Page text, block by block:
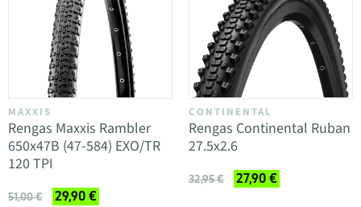
MAXXIS
Rengas Maxxis Rambler
650x47B (47-584) EXO/TR
120 TPI
51,00 € 29,90 €
CONTINENTAL
Rengas Continental Ruban
27.5x2.6
32,95 € 27,90 €